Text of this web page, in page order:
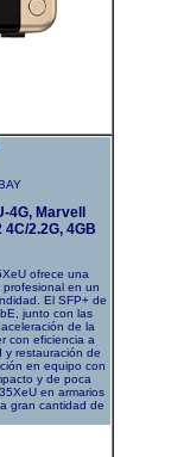
4G, Marvell
2.2G, 4GB
ofrece una
en un
El SFP+ de
junto con las
de la
con eficiencia a
y restauración de
en equipo con
y de poca
en armarios
gran cantidad de